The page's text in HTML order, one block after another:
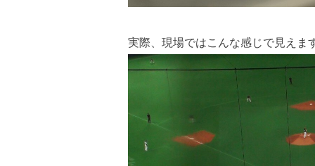
実際、現場ではこんな感じで見え